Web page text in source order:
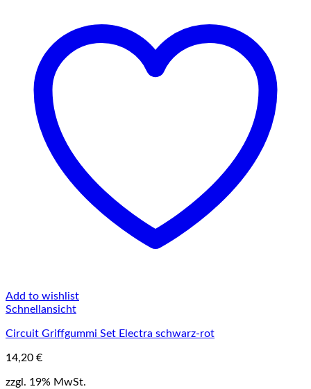
Add to wishlist
Schnellansicht
Circuit Griffgummi Set Electra schwarz-rot
14,20 €
zzgl. 19% MwSt.